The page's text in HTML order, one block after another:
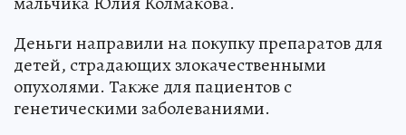
Деньги направили на покупку препаратов для
детей, страдающих злокачественными
опухолями. Также для пациентов с
генетическими заболеваниями.